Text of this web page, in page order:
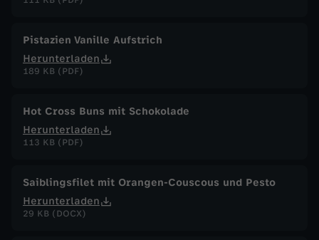
Pistazien Vanille Aufstrich
Herunterladen
189 KB (PDF)
Hot Cross Buns mit Schokolade
Herunterladen
113 KB (PDF)
Saiblingsfilet mit Orangen-Couscous und Pesto
Herunterladen
29 KB (DOCX)